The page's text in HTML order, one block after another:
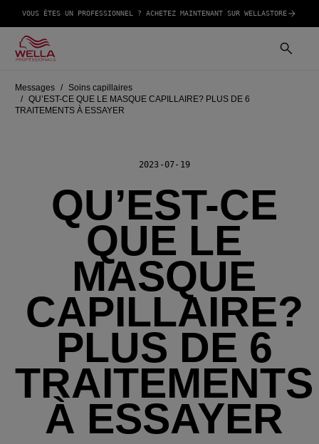
VOUS ÊTES UN PROFESSIONNEL ? ACHETEZ MAINTENANT SUR WELLASTORE
Messages
Soins capillaires
QU’EST-CE QUE LE MASQUE CAPILLAIRE? PLUS DE 6
TRAITEMENTS À ESSAYER
2023-07-19
QU’EST-CE
QUE LE
MASQUE
CAPILLAIRE?
PLUS DE 6
TRAITEMENTS
À ESSAYER